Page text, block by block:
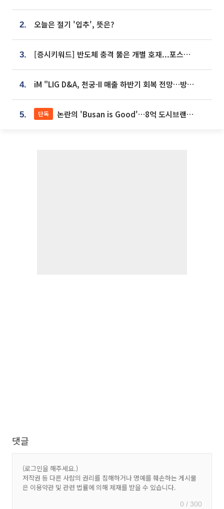
2. 오늘은 절기 '입추', 뜻은?
3. [증시키워드] 반도체 충격 뚫은 개별 호재...포스코퓨처엠·에코프로·한화솔루션 '눈길'
4. iM "LIG D&A, 천궁-II 매출 하반기 회복 전망…방산 톱픽 유지"
5. 단독 논란의 'Busan is Good'…8억 도시브랜드, 용산 대통령실 CI 업체가 수행
댓글
0 / 300